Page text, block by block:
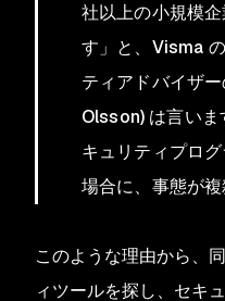
社以上の小規模
す」と、Visma
ティアドバイザ
Olsson) は言い
キュリティプロ
場合に、事態が複
このような理由から、
ィツールを探し、セキ